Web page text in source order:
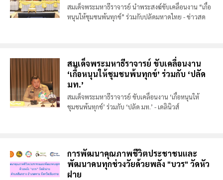
สมเด็จพระมหาธีราจารย์ นำพระสงฆ์ขับเคลื่อนงาน “เกื้อ
หนุนให้ชุมชนพ้นทุกข์” ร่วมกับปลัดมหาดไทย - ข่าวสด
สมเด็จพระมหาธีราจารย์ ขับเคลื่อนงาน
‘เกื้อหนุนให้ชุมชนพ้นทุกข์’ ร่วมกับ ‘ปลัด
มท.’
สมเด็จพระมหาธีราจารย์ ขับเคลื่อนงาน ‘เกื้อหนุนให้
ชุมชนพ้นทุกข์’ ร่วมกับ ‘ปลัด มท.’ - เดลินิวส์
การพัฒนาคุณภาพชีวิตประชาชนและ
พัฒนาคนทุกช่วงวัยด้วยพลัง "บวร" วัดหัว
ฝาย